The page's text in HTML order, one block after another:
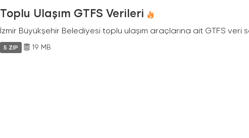
Toplu Ulaşım GTFS Verileri
İzmir Büyükşehir Belediyesi toplu ulaşım araçlarına ait GTFS veri
5 ZIP 19 MB